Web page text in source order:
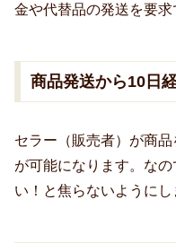
金や代替品の発送を要求
商品発送から10日
セラー（販売者）が商
が可能になります。な
い！と焦らないようにし